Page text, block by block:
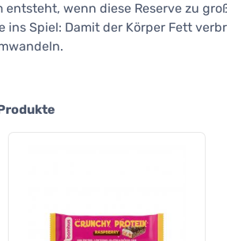
wenn diese Reserve zu
Spiel: Damit der Körper Fett